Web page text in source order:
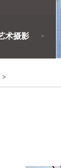
术摄影 >
>